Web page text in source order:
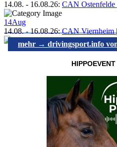
14.08. - 16.08.26: CAN Ostenfelde
14Aug
14.08.-16.08.26:CAN Viernheim
mehr → drivingsport.info